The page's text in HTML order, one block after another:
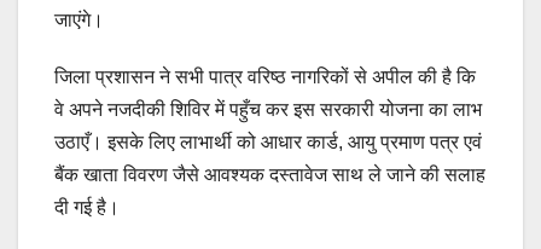
जाएंगे।
जिला प्रशासन ने सभी पात्र वरिष्ठ नागरिकों से अपील की है कि
वे अपने नजदीकी शिविर में पहुँच कर इस सरकारी योजना का लाभ
उठाएँ। इसके लिए लाभार्थी को आधार कार्ड, आयु प्रमाण पत्र एवं
बैंक खाता विवरण जैसे आवश्यक दस्तावेज साथ ले जाने की सलाह
दी गई है।